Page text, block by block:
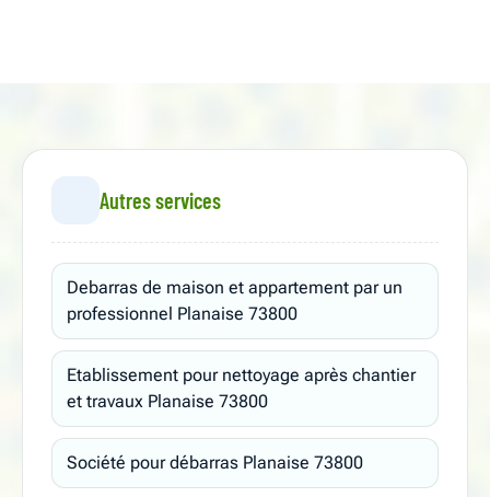
Autres services
Debarras de maison et appartement par un
professionnel Planaise 73800
Etablissement pour nettoyage après chantier
et travaux Planaise 73800
Société pour débarras Planaise 73800